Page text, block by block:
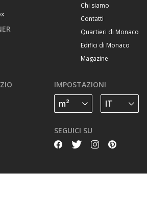
Chi siamo
Contatti
Quartieri di Monaco
Edifici di Monaco
Magazine
IMPOSTAZIONI
SEGUICI SU